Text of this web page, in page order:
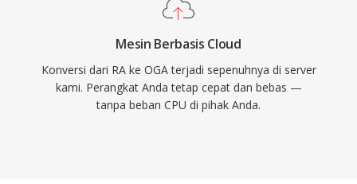
Mesin Berbasis Cloud
Konversi dari RA ke OGA terjadi sepenuhnya di server
kami. Perangkat Anda tetap cepat dan bebas —
tanpa beban CPU di pihak Anda.